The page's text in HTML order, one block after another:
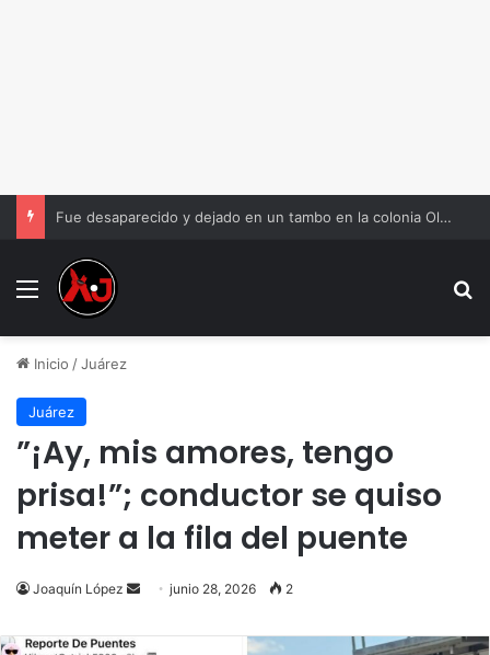
Fue desaparecido y dejado en un tambo en la colonia Olivia Espinoza
Menu
Inicio /Juárez
Juárez
”¡Ay, mis amores, tengo
prisa!”; conductor se quiso
meter a la fila del puente
Joaquín López
Send
email
junio 28, 2026 2